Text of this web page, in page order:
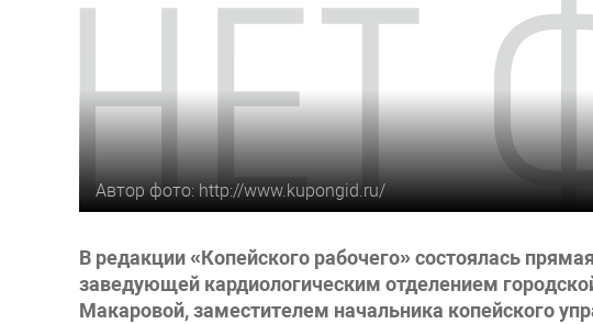
Автор фото: http://www.kupongid.ru/
В редакции «Копейского рабочего» состоялась
заведующей кардиологическим отделением
Макаровой, заместителем начальника копейского